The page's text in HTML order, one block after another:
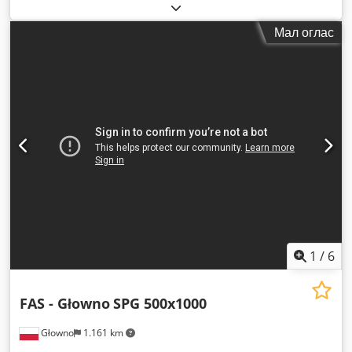
Мал оглас
1 / 6
Głowno 1.161 km
FAS - GłownoSPG 500x1000